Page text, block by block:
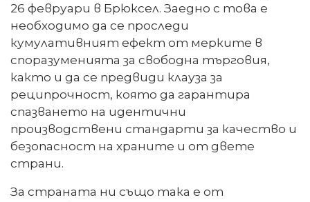
26 февруари в Брюксел. Заедно с това е
необходимо да се проследи
кумулативният ефект от мерките в
споразуменията за свободна търговия,
както и да се предвиди клауза за
реципрочност, която да гарантира
спазването на идентични
производствени стандарти за качество и
безопасност на храните и от двете
страни.
За страната ни също така е от